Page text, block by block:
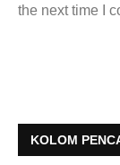
the next time I
KOLOM